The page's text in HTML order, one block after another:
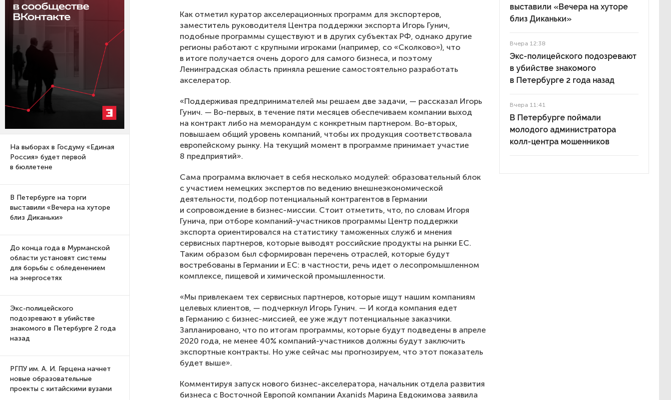
На выборах в Госдуму «Единая
Россия» будет первой
в бюллетене
В Петербурге на торги
выставили «Вечера на хуторе
близ Диканьки»
До конца года в Мурманской
области установят системы
для борьбы с обледенением
на энергосетях
Экс-полицейского
подозревают в убийстве
знакомого в Петербурге 2 года
назад
РГПУ им. А. И. Герцена начнет
новые образовательные
проекты с китайскими вузами
Как отметил куратор акселерационных программ для экспортеров,
заместитель руководителя Центра поддержки экспорта Игорь Гунич,
подобные программы существуют и в других субъектах РФ, однако другие
регионы работают с крупными игроками (например, со «Сколково»), что
в итоге получается очень дорого для самого бизнеса, и поэтому
Ленинградская область приняла решение самостоятельно разработать
акселератор.
«Поддерживая предпринимателей мы решаем две задачи, — рассказал Игорь
Гунич. — Во-первых, в течение пяти месяцев обеспечиваем компании выход
на контракт либо на меморандум с конкретным партнером. Во-вторых,
повышаем общий уровень компаний, чтобы их продукция соответствовала
европейскому рынку. На текущий момент в программе принимает участие
8 предприятий».
Сама программа включает в себя несколько модулей: образовательный блок
с участием немецких экспертов по ведению внешнеэкономической
деятельности, подбор потенциальный контрагентов в Германии
и сопровождение в бизнес-миссии. Стоит отметить, что, по словам Игоря
Гунича, при отборе компаний-участников программы Центр поддержки
экспорта ориентировался на статистику таможенных служб и мнения
сервисных партнеров, которые выводят российские продукты на рынки ЕС.
Таким образом был сформирован перечень отраслей, которые будут
востребованы в Германии и ЕС: в частности, речь идет о лесопромышленном
комплексе, пищевой и химической промышленности.
«Мы привлекаем тех сервисных партнеров, которые ищут нашим компаниям
целевых клиентов, — подчеркнул Игорь Гунич. — И когда компания едет
в Германию с бизнес-миссией, ее уже ждут потенциальные заказчики.
Запланировано, что по итогам программы, которые будут подведены в апреле
2020 года, не менее 40% компаний-участников должны будут заключить
экспортные контракты. Но уже сейчас мы прогнозируем, что этот показатель
будет выше».
Комментируя запуск нового бизнес-акселератора, начальник отдела развития
бизнеса с Восточной Европой компании Axanids Марина Евдокимова заявила
выставили «Вечера на хуторе
близ Диканьки»
Вчера 12:38
Экс-полицейского подозревают
в убийстве знакомого
в Петербурге 2 года назад
Вчера 11:41
В Петербурге поймали
молодого администратора
колл-центра мошенников